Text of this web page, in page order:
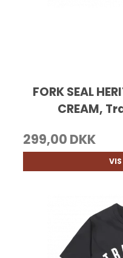
FORK SEAL
CREAM,
299,00 DKK